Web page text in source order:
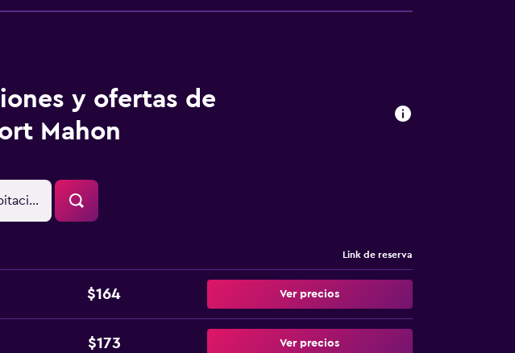
y ofertas de
Mahon
Link de reserva
$164 Ver precios
$173 Ver precios